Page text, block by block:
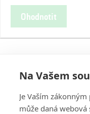
Ohodnotit
Na Vašem
Je Vaším
může daná